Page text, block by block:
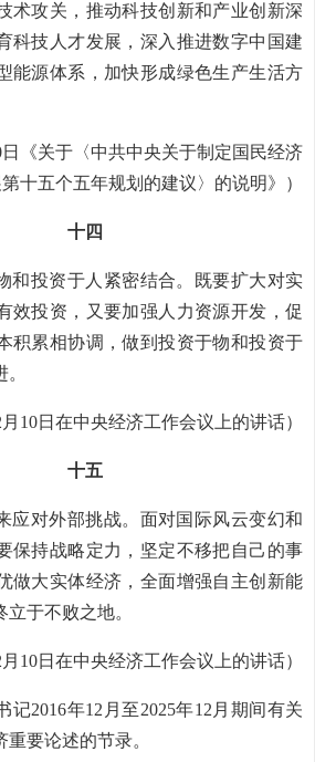
术攻关，推动科技创新和产业创新深
科技人才发展，深入推进数字中国建
能源体系，加快形成绿色生产生活方
日《关于〈中共中央关于制定国民经济
十五个五年规划的建议〉的说明》）
十四
和投资于人紧密结合。既要扩大对实
效投资，又要加强人力资源开发，促
积累相协调，做到投资于物和投资于
月10日在中央经济工作会议上的讲话）
十五
应对外部挑战。面对国际风云变幻和
保持战略定力，坚定不移把自己的事
做大实体经济，全面增强自主创新能
于不败之地。
月10日在中央经济工作会议上的讲话）
2016年12月至2025年12月期间有关
要论述的节录。